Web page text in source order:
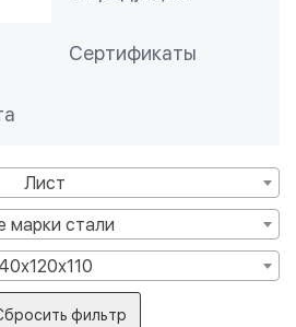
Сертификаты
Лист
марки стали
40х120х110
фильтр